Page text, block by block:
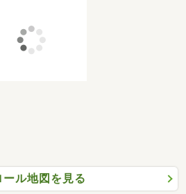
ール地図を見る